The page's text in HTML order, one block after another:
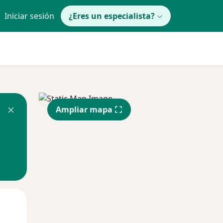
Iniciar sesión ¿Eres un especialista?
Ampliar mapa